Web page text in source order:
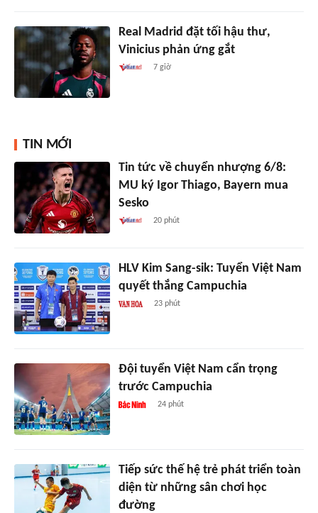
Real Madrid đặt tối hậu thư,
Vinicius phản ứng gắt
7 giờ
TIN MỚI
Tin tức về chuyển nhượng 6/8:
MU ký Igor Thiago, Bayern mua
Sesko
20 phút
HLV Kim Sang-sik: Tuyển Việt Nam
quyết thắng Campuchia
23 phút
Đội tuyển Việt Nam cẩn trọng
trước Campuchia
24 phút
Tiếp sức thế hệ trẻ phát triển toàn
diện từ những sân chơi học
đường